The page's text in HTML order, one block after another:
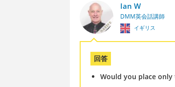
Ian W
DMM英会話講師
イギリス
回答
Would you place